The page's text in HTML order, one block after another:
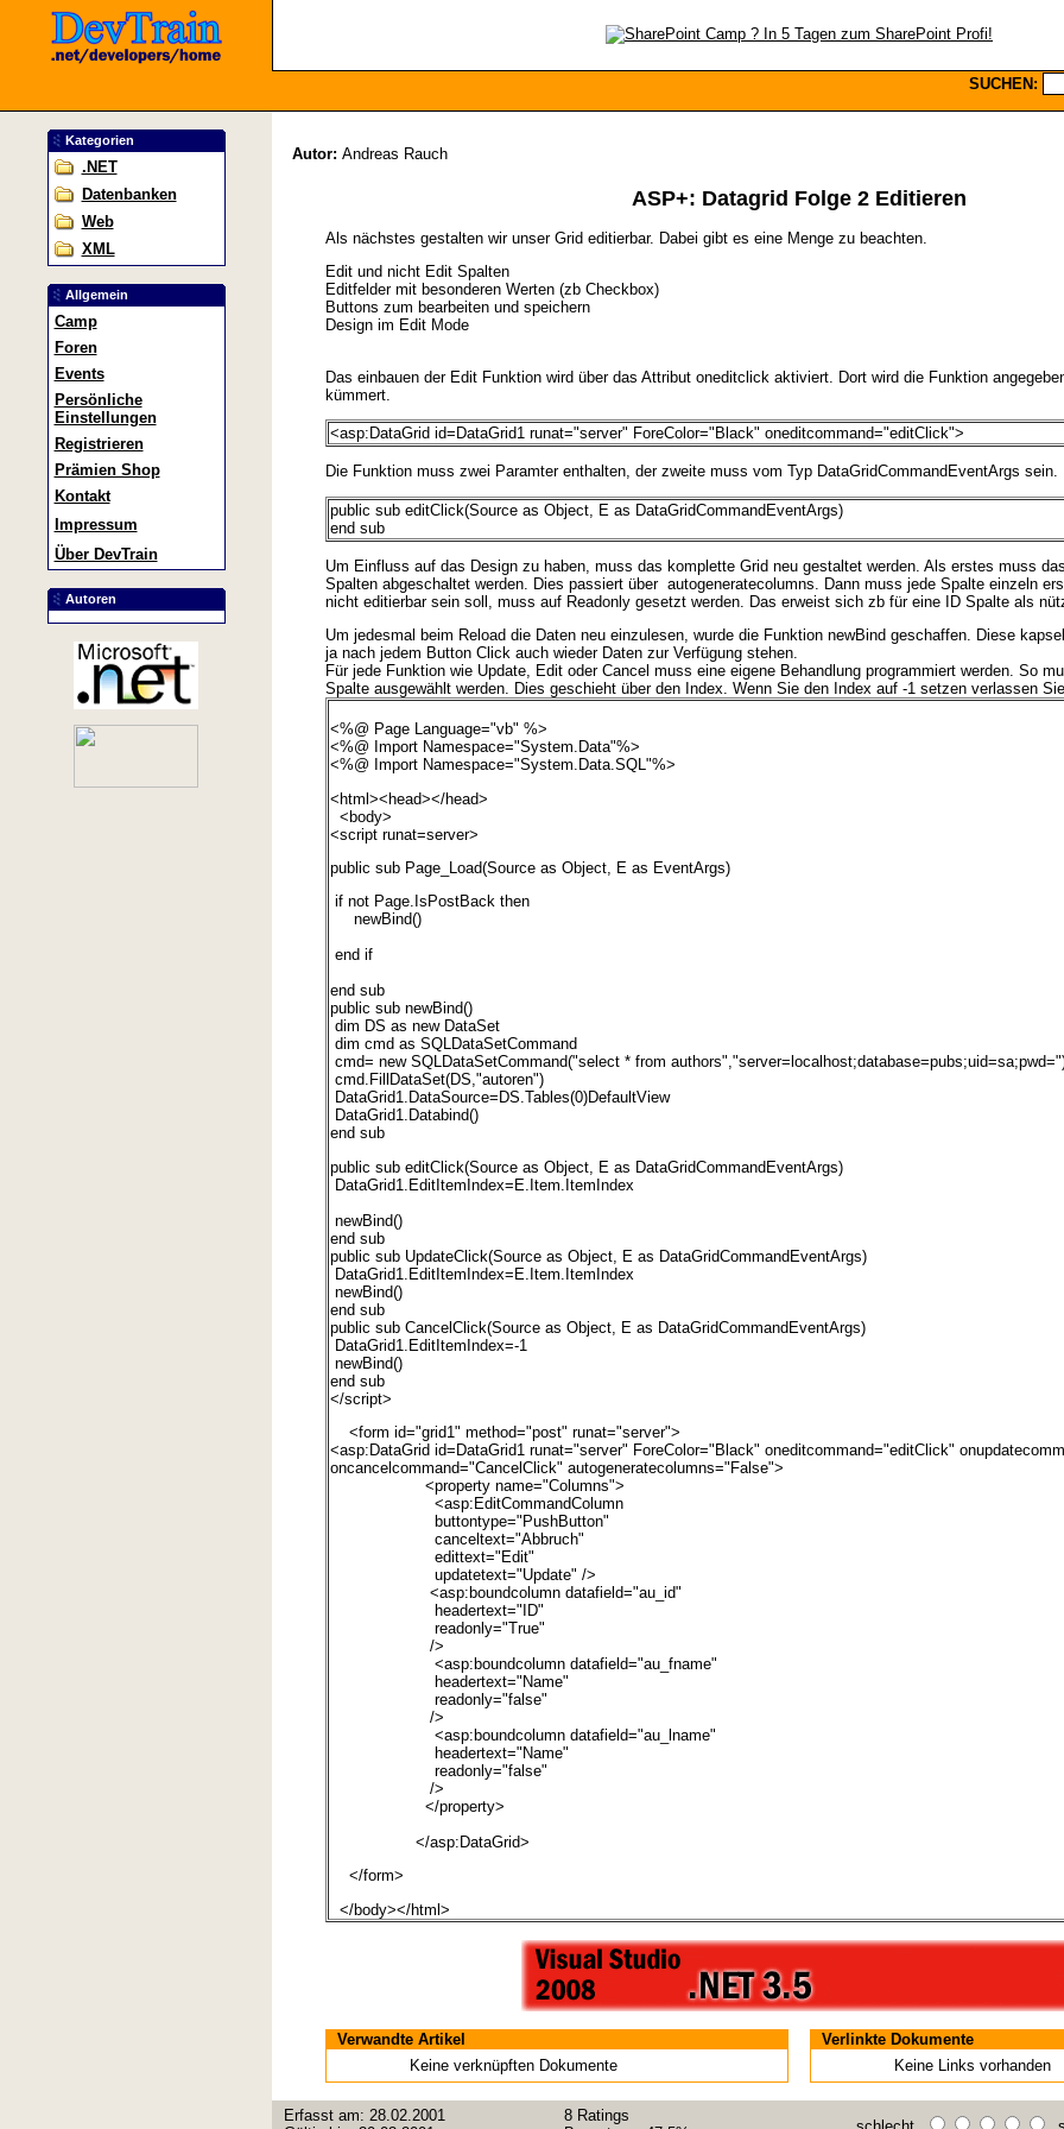
SUCHEN:
Kategorien
.NET
Datenbanken
Web
XML
Allgemein
Camp
Foren
Events
Persönliche
Einstellungen
Registrieren
Prämien Shop
Kontakt
Impressum
Über DevTrain
Autoren
Autor: Andreas Rauch
ASP+: Datagrid Folge 2 Editieren
Als nächstes gestalten wir unser Grid editierbar. Dabei gibt es eine Menge zu beachten.
Edit und nicht Edit Spalten
Editfelder mit besonderen Werten (zb Checkbox)
Buttons zum bearbeiten und speichern
Design im Edit Mode
Das einbauen der Edit Funktion wird über das Attribut oneditclick aktiviert. Dort wird die Funktion
kümmert.
<asp:DataGrid id=DataGrid1 runat="server" ForeColor="Black" oneditcommand="editClick">
Die Funktion muss zwei Paramter enthalten, der zweite muss vom Typ DataGridCommandEventArgs sein.
public sub editClick(Source as Object, E as DataGridCommandEventArgs)
end sub
Um Einfluss auf das Design zu haben, muss das komplette Grid neu gestaltet werden. Als erstes muss
Spalten abgeschaltet werden. Dies passiert über autogeneratecolumns. Dann muss jede Spalte einzeln
nicht editierbar sein soll, muss auf Readonly gesetzt werden. Das erweist sich zb für eine ID Spalte als
Um jedesmal beim Reload die Daten neu einzulesen, wurde die Funktion newBind geschaffen. Diese
ja nach jedem Button Click auch wieder Daten zur Verfügung stehen.
Für jede Funktion wie Update, Edit oder Cancel muss eine eigene Behandlung programmiert werden. So
Spalte ausgewählt werden. Dies geschieht über den Index. Wenn Sie den Index auf -1 setzen verlassen
<%@ Page Language="vb" %>
<%@ Import Namespace="System.Data"%>
<%@ Import Namespace="System.Data.SQL"%>
<html><head></head>
<body>
<script runat=server>
public sub Page_Load(Source as Object, E as EventArgs)
if not Page.IsPostBack then
newBind()
end if
end sub
public sub newBind()
dim DS as new DataSet
dim cmd as SQLDataSetCommand
cmd= new SQLDataSetCommand("select * from
cmd.FillDataSet(DS,"autoren")
DataGrid1.DataSource=DS.Tables(0)DefaultView
DataGrid1.Databind()
end sub
public sub editClick(Source as Object, E as DataGridCommandEventArgs)
DataGrid1.EditItemIndex=E.Item.ItemIndex
newBind()
end sub
public sub UpdateClick(Source as Object, E as DataGridCommandEventArgs)
DataGrid1.EditItemIndex=E.Item.ItemIndex
newBind()
end sub
public sub CancelClick(Source as Object, E as DataGridCommandEventArgs)
DataGrid1.EditItemIndex=-1
newBind()
end sub
</script>
<form id="grid1" method="post" runat="server">
<asp:DataGrid id=DataGrid1 runat="server" ForeColor="Black" oneditcommand="editClick"
oncancelcommand="CancelClick" autogeneratecolumns="False">
<property name="Columns">
<asp:EditCommandColumn
buttontype="PushButton"
canceltext="Abbruch"
edittext="Edit"
updatetext="Update" />
<asp:boundcolumn datafield="au_id"
headertext="ID"
readonly="True"
/>
<asp:boundcolumn datafield="au_fname"
headertext="Name"
readonly="false"
/>
<asp:boundcolumn datafield="au_lname"
headertext="Name"
readonly="false"
/>
</property>
</asp:DataGrid>
</form>
</body></html>
Verwandte Artikel
Verlinkte Dokumente
Keine verknüpften Dokumente
Keine Links vorhanden
Erfasst am: 28.02.2001
8 Ratings